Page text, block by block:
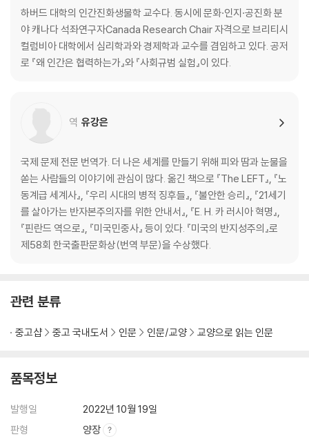
주의가 바꿔놓은 것들 │ ‘신뢰성을 높이는 보여주기’의 의미 │ WEIRD 심
리의 토대가 완성되다
Part 2_ WEIRD, 세상에서 가장 이상한 집단의 탄생
Chapter 6 가족 제도의 변화가 가져온 심리적 변화
친족 집중도가 보여주는 유럽인들의 심리 변화 │ 교회가 가져온 정치, 경
제, 심리적 차이 │ 새로운 제도와 조직을 위한 심리가 싹트다
Chapter 7 농사 형태가 바꿔놓은 중국인들의 심리
중세 교회에서 형성된 현대인의 심리 │ 중국인과 인도인의 심리적 차이 │
일부일처제라는 독특한 제도 │ 일부다처제의 수학 문제 │ 결혼 제도가 남
제와 평등한 가족의 탄생
Part 3_ WEIRD, 새로운 심리와 제도를 형성하다
Chapter 9 친족에서 해방된 개인들, 상업 혁명을 이끌다
시장 규범과 포지티브섬 세계관 │ 후이족이 없으면 시장도 없다 │ 상업 혁
하버드 대학의 인간진화생물학 교수다. 동시에 문화·인지·공진화 분
야 캐나다 석좌연구자Canada Research Chair 자격으로 브리티시
컬럼비아 대학에서 심리학과와 경제학과 교수를 겸임하고 있다. 공저
로 『왜 인간은 협력하는가』와 『사회규범 실험』이 있다.
역 유강은
국제 문제 전문 번역가. 더 나은 세계를 만들기 위해 피와 땀과 눈물을
쏟는 사람들의 이야기에 관심이 많다. 옮긴 책으로 『The LEFT』, 『노
동계급 세계사』, 『우리 시대의 병적 징후들』, 『불안한 승리』, 『21세기
를 살아가는 반자본주의자를 위한 안내서』, 『E. H. 카 러시아 혁명』,
『핀란드 역으로』, 『미국민중사』 등이 있다. 『미국의 반지성주의』로
제58회 한국출판문화상(번역 부문)을 수상했다.
관련 분류
중고샵 중고 국내도서 인문 인문/교양 교양으로 읽는 인문
품목정보
발행일
2022년 10월 19일
판형
양장